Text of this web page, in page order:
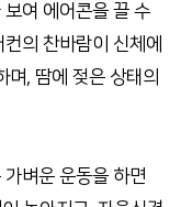
여 에어콘을 끌 수
의 찬바람이 신체에
며, 땀에 젖은 상태의
벼운 운동을 하면